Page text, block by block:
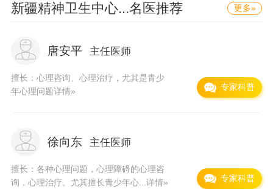
研究中心、临床心理科、内、外、妇、儿科。中
医科、皮肤科、口腔科、戒酒科、综合科、手术
室、医技科（心电、脑电、超声诊断等）药械
科、检验科、影像中心、TTM体检中心。现有11
个住院病区。全院有较完备的先进医疗检查设
站、脑功能分析仪、心脏彩超、多导睡眠分析系
电位治疗仪、高效液相色谱仪、临床心理测评及
新疆精神卫生中心...名医推荐 更多»
唐安平 主任医师
擅长：心理咨询、心理治疗，尤其是青少
年心理问题详情» 专家科普
徐向东 主任医师
擅长：各种心理问题，心理障碍的心理咨
询，心理治疗。尤其擅长青少年心... 详情» 专家科普